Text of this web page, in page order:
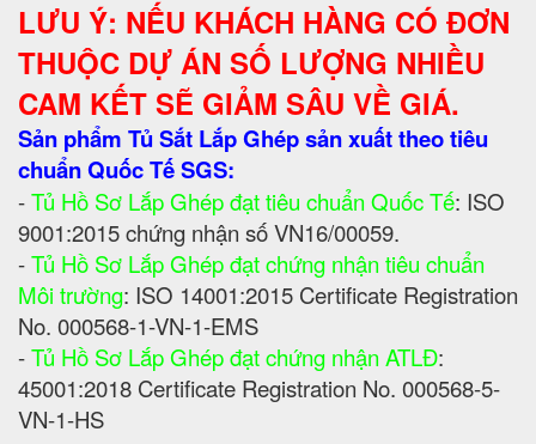
LƯU Ý: NẾU KHÁCH HÀNG CÓ ĐƠN
THUỘC DỰ ÁN SỐ LƯỢNG NHIỀU
CAM KẾT SẼ GIẢM SÂU VỀ GIÁ.
Sản phẩm Tủ Sắt Lắp Ghép sản xuất theo tiêu
chuẩn Quốc Tế SGS:
-Tủ Hồ Sơ Lắp Ghép đạt tiêu chuẩn Quốc Tế: ISO
9001:2015 chứng nhận số VN16/00059.
-Tủ Hồ Sơ Lắp Ghép đạt chứng nhận tiêu chuẩn
Môi trường: ISO 14001:2015 Certificate Registration
No. 000568-1-VN-1-EMS
-Tủ Hồ Sơ Lắp Ghép đạt chứng nhận ATLĐ:
45001:2018 Certificate Registration No. 000568-5-
VN-1-HS